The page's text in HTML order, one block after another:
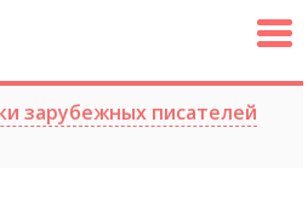
зарубежных писателей